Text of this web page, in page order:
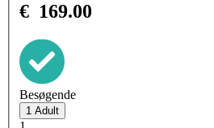
€ 169.00
Besøgende